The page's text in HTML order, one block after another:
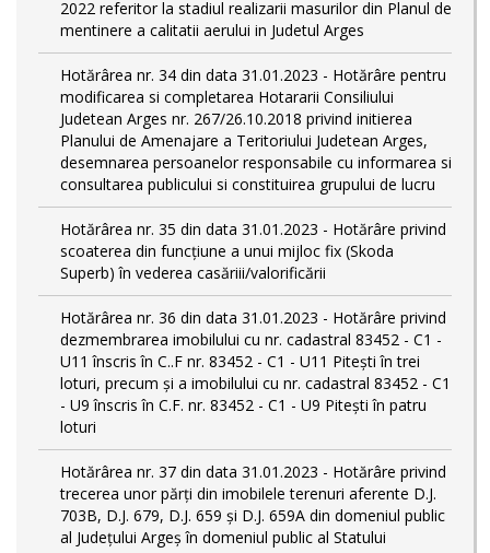
2022 referitor la stadiul realizarii masurilor din Planul de
mentinere a calitatii aerului in Judetul Arges
Hotărârea nr. 34 din data 31.01.2023 - Hotărâre pentru
modificarea si completarea Hotararii Consiliului
Judetean Arges nr. 267/26.10.2018 privind initierea
Planului de Amenajare a Teritoriului Judetean Arges,
desemnarea persoanelor responsabile cu informarea si
consultarea publicului si constituirea grupului de lucru
Hotărârea nr. 35 din data 31.01.2023 - Hotărâre privind
scoaterea din funcţiune a unui mijloc fix (Skoda
Superb) în vederea casăriii/valorificării
Hotărârea nr. 36 din data 31.01.2023 - Hotărâre privind
dezmembrarea imobilului cu nr. cadastral 83452 - C1 -
U11 înscris în C..F nr. 83452 - C1 - U11 Piteşti în trei
loturi, precum şi a imobilului cu nr. cadastral 83452 - C1
- U9 înscris în C.F. nr. 83452 - C1 - U9 Piteşti în patru
loturi
Hotărârea nr. 37 din data 31.01.2023 - Hotărâre privind
trecerea unor părţi din imobilele terenuri aferente D.J.
703B, D.J. 679, D.J. 659 şi D.J. 659A din domeniul public
al Judeţului Argeş în domeniul public al Statului